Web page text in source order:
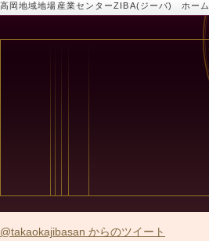
高岡地域地場産業センターZIBA(ジーバ) ホーム
@takaokajibasan からのツイート